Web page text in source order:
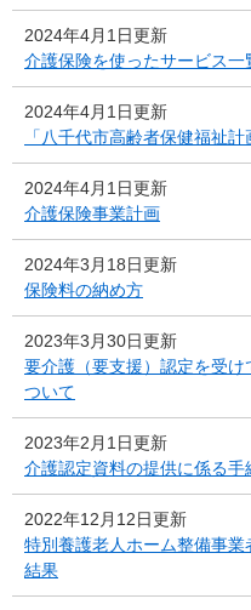
2024年4月1日更新
介護保険を使ったサービス一
2024年4月1日更新
「八千代市高齢者保健福祉
2024年4月1日更新
介護保険事業計画
2024年3月18日更新
保険料の納め方
2023年3月30日更新
要介護（要支援）認定を受
ついて
2023年2月1日更新
介護認定資料の提供に係る手
2022年12月12日更新
特別養護老人ホーム整備事
結果